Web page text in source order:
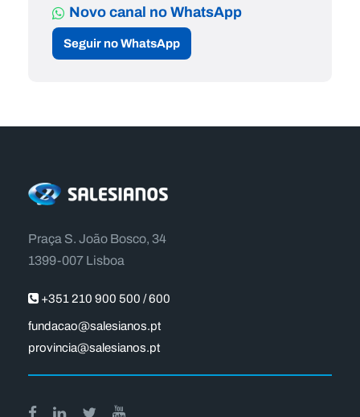
Novo canal no WhatsApp
Seguir no WhatsApp
Praça S. João Bosco, 34
1399-007 Lisboa
+351 210 900 500 / 600
fundacao@salesianos.pt
provincia@salesianos.pt